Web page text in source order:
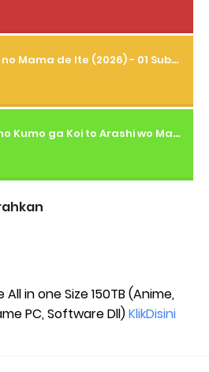
Meitantei no Mama de Ite (2026) - 01 Subtitle Indonesia
Natsuiro no Kumo ga Koi to Arashi wo Makiokosu (2026) - 01 Subtitle Indonesia
in one Size 150TB (Anime,
PC, Software Dll)KlikDisini